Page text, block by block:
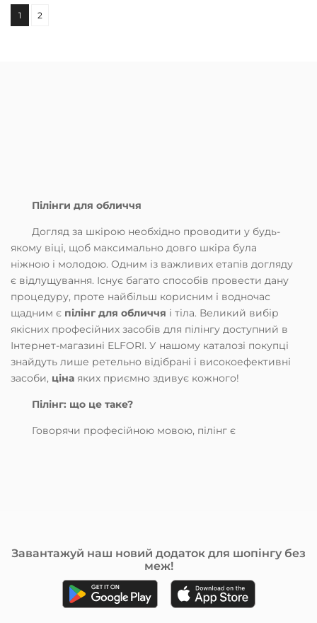
1 2
Пілінги для обличчя
Догляд за шкірою необхідно проводити у будь-
якому віці, щоб максимально довго шкіра була
ніжною і молодою. Одним із важливих етапів догляду
є відлущування. Існує багато способів провести дану
процедуру, проте найбільш корисним і водночас
щадним є пілінг для обличчя і тіла. Великий вибір
якісних професійних засобів для пілінгу доступний в
Інтернет-магазині ELFORI. У нашому каталозі покупці
знайдуть лише ретельно відібрані і високоефективні
засоби, ціна яких приємно здивує кожного!
Пілінг: що це таке?
Говорячи професійною мовою, пілінг є
здоров’я.
У сучасному світі для забезпечення регулярного
догляду є вже готові пілінг-засоби. Найбільш
Завантажуй наш новий додаток для шопінгу без
меж!